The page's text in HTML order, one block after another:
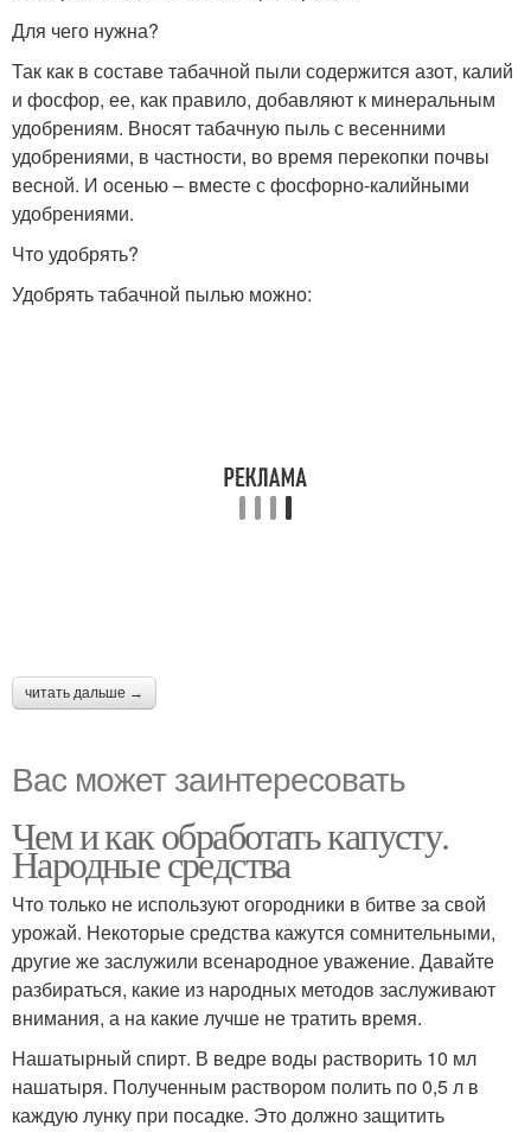
Для чего нужна?
Так как в составе табачной пыли содержится азот, калий
и фосфор, ее, как правило, добавляют к минеральным
удобрениям. Вносят табачную пыль с весенними
удобрениями, в частности, во время перекопки почвы
весной. И осенью – вместе с фосфорно-калийными
удобрениями.
Что удобрять?
Удобрять табачной пылью можно:
читать дальше →
Вас может заинтересовать
Чем и как обработать капусту.
Народные средства
Что только не используют огородники в битве за свой
урожай. Некоторые средства кажутся сомнительными,
другие же заслужили всенародное уважение. Давайте
разбираться, какие из народных методов заслуживают
внимания, а на какие лучше не тратить время.
Нашатырный спирт. В ведре воды растворить 10 мл
нашатыря. Полученным раствором полить по 0,5 л в
каждую лунку при посадке. Это должно защитить